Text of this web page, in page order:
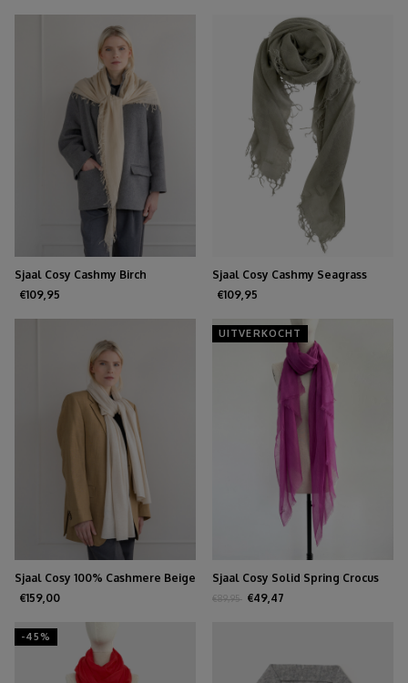
Sjaal Cosy Cashmy Birch
€109,95
Sjaal Cosy Cashmy Seagrass
€109,95
Sjaal Cosy 100% Cashmere Beige
Melee
€159,00
UITVERKOCHT
Sjaal Cosy Solid Spring Crocus
€89,95 €49,47
-45%